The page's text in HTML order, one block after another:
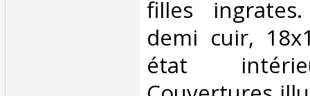
filles
demi cuir,
état